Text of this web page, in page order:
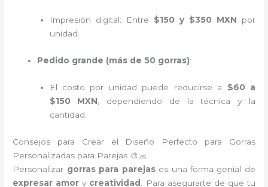
Impresión digital: Entre $150 y $350 MXN por
unidad.
Pedido grande (más de 50 gorras):
El costo por unidad puede reducirse a $60 a
$150 MXN , dependiendo de la técnica y la
cantidad.
Consejos para Crear el Diseño Perfecto para Gorras
Personalizadas para Parejas 🎨🧢
Personalizar gorras para parejases una forma genial de
expresar amor y creatividad . Para asegurarte de que tu